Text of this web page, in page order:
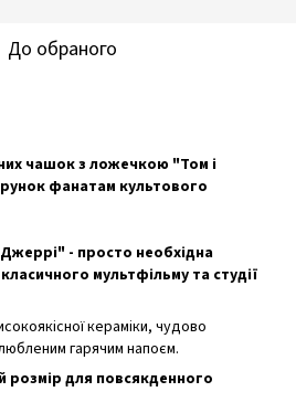
До обраного
чашок з ложечкою "Том і
фанатам культового
- просто необхідна
мультфільму та студії
кераміки, чудово
гарячим напоєм.
розмір для повсякденного